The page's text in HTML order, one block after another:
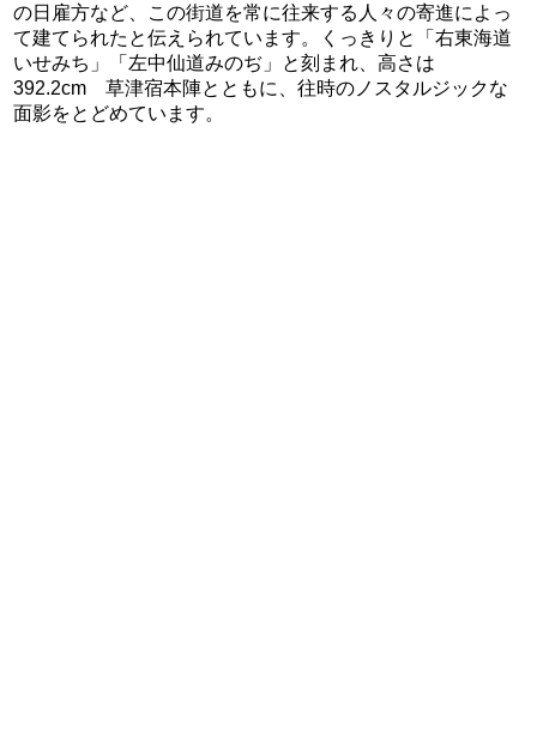
の日雇方など、この街道を常に往来する人々の寄進によっ
て建てられたと伝えられています。くっきりと「右東海道
いせみち」「左中仙道みのぢ」と刻まれ、高さは
392.2cm 草津宿本陣とともに、往時のノスタルジックな
面影をとどめています。